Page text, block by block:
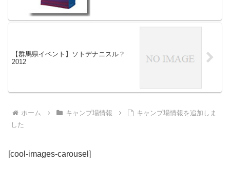
【群馬県イベント】ソトデナニスル？
2012
ホーム キャンプ場情報
キャンプ場情報を追加しま
した
[cool-images-carousel]